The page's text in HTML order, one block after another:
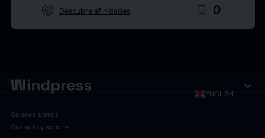
target Descubre afinidades bookmark_border 0
ENGLISH expand_more
Quienes somos
Contacto y soporte